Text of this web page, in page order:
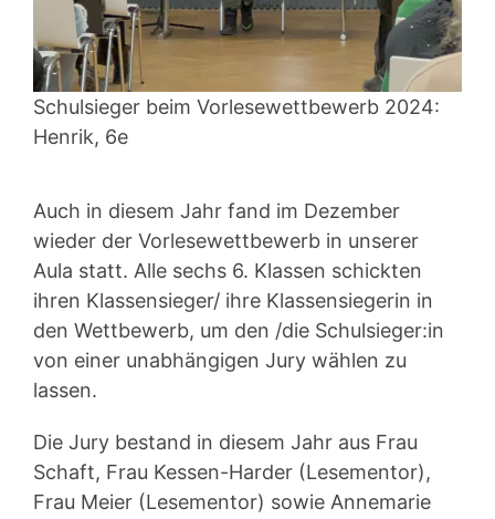
Schulsieger beim Vorlesewettbewerb 2024:
Henrik, 6e
Auch in diesem Jahr fand im Dezember
wieder der Vorlesewettbewerb in unserer
Aula statt. Alle sechs 6. Klassen schickten
ihren Klassensieger/ ihre Klassensiegerin in
den Wettbewerb, um den /die Schulsieger:in
von einer unabhängigen Jury wählen zu
lassen.
Die Jury bestand in diesem Jahr aus Frau
Schaft, Frau Kessen-Harder (Lesementor),
Frau Meier (Lesementor) sowie Annemarie